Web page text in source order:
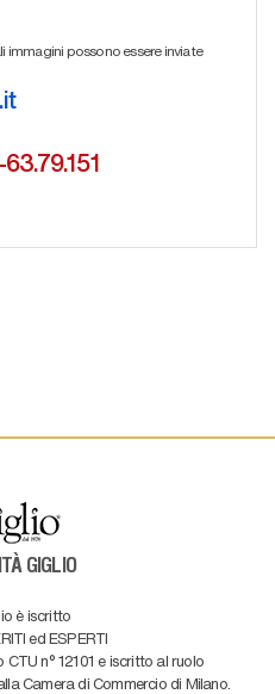
immagini possono essere inviate
GIGLIO
è iscritto
ed ESPERTI
n° 12101 e iscritto al ruolo
Camera di Commercio di Milano.